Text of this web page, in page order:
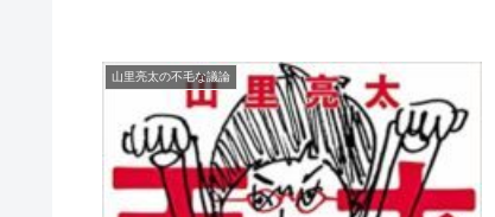
山里亮太の不毛な議論